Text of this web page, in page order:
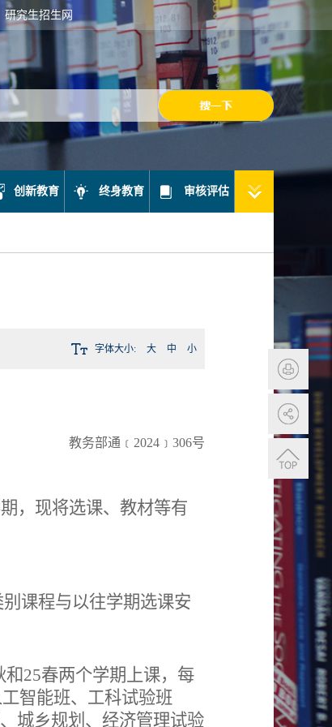
研究生招生网
创新教育 终身教育 审核评估
字体大小: 大 中 小
教务部通﹝ 2024 ﹞ 306号
，现将选课、教材等有
课程与以往学期选课安
和25春两个学期上课，每
智能班、工科试验班
城乡规划、经济管理试验